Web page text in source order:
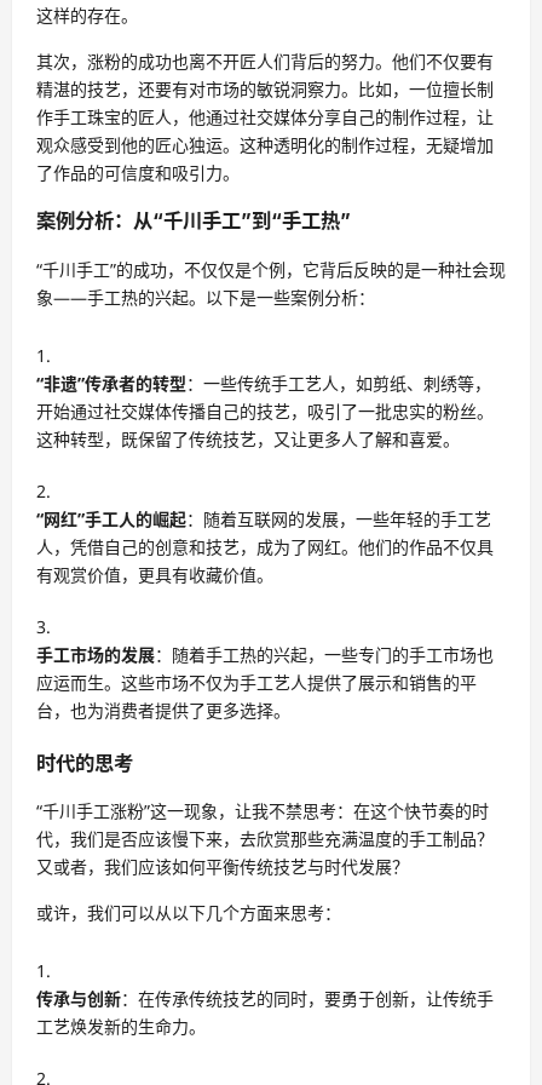
这样的存在。
其次，涨粉的成功也离不开匠人们背后的努力。他们不仅要有
精湛的技艺，还要有对市场的敏锐洞察力。比如，一位擅长制
作手工珠宝的匠人，他通过社交媒体分享自己的制作过程，让
观众感受到他的匠心独运。这种透明化的制作过程，无疑增加
了作品的可信度和吸引力。
案例分析：从“千川手工”到“手工热”
“千川手工”的成功，不仅仅是个例，它背后反映的是一种社会现
象——手工热的兴起。以下是一些案例分析：
“非遗”传承者的转型：一些传统手工艺人，如剪纸、刺绣等，
开始通过社交媒体传播自己的技艺，吸引了一批忠实的粉丝。
这种转型，既保留了传统技艺，又让更多人了解和喜爱。
“网红”手工人的崛起：随着互联网的发展，一些年轻的手工艺
人，凭借自己的创意和技艺，成为了网红。他们的作品不仅具
有观赏价值，更具有收藏价值。
手工市场的发展：随着手工热的兴起，一些专门的手工市场也
应运而生。这些市场不仅为手工艺人提供了展示和销售的平
台，也为消费者提供了更多选择。
时代的思考
“千川手工涨粉”这一现象，让我不禁思考：在这个快节奏的时
代，我们是否应该慢下来，去欣赏那些充满温度的手工制品？
又或者，我们应该如何平衡传统技艺与时代发展？
或许，我们可以从以下几个方面来思考：
传承与创新：在传承传统技艺的同时，要勇于创新，让传统手
工艺焕发新的生命力。